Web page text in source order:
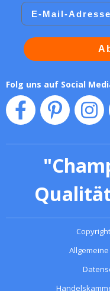
Email
Folg uns auf Social
"
Copyright